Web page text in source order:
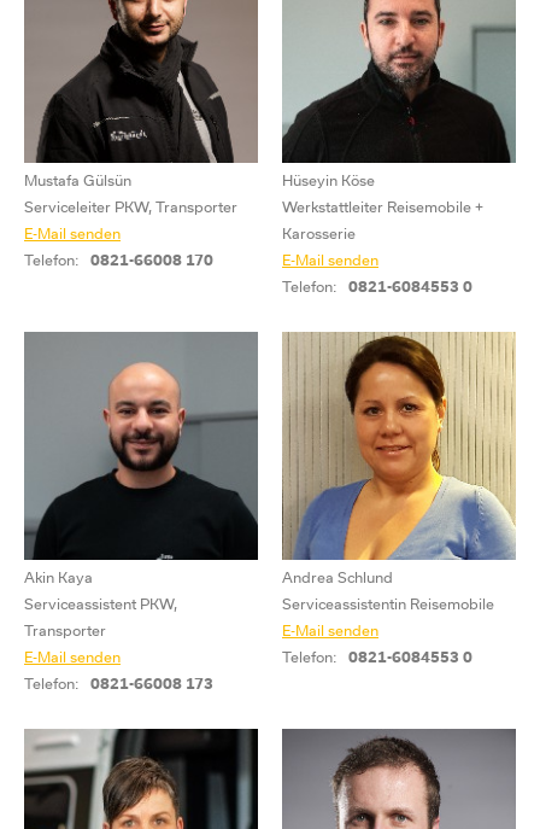
Mustafa Gülsün
Serviceleiter PKW, Transporter
E-Mail senden
Telefon:
0821-66008 170
Hüseyin Köse
Werkstattleiter Reisemobile +
Karosserie
E-Mail senden
Telefon:
0821-6084553 0
Akin Kaya
Serviceassistent PKW,
Transporter
E-Mail senden
Telefon:
0821-66008 173
Andrea Schlund
Serviceassistentin Reisemobile
E-Mail senden
Telefon:
0821-6084553 0